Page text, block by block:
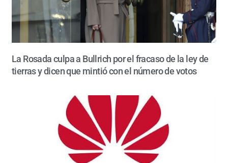
La Rosada culpa a Bullrich por el fracaso de la ley de
tierras y dicen que mintió con el número de votos